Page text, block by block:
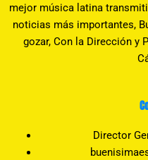
mejor música latina
noticias más importantes,
gozar, Con la Dirección y
Director